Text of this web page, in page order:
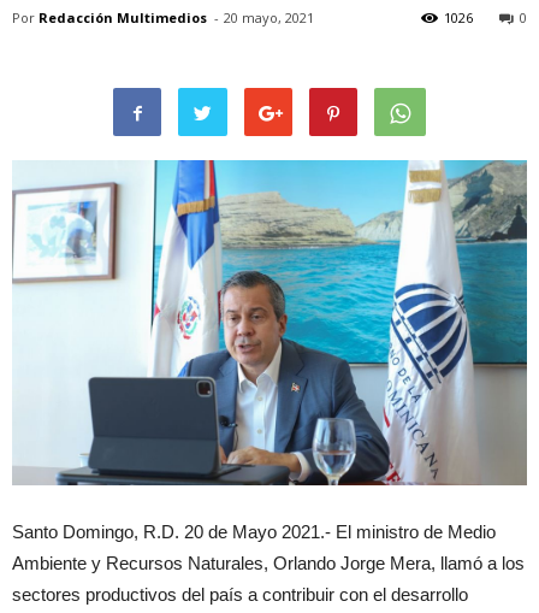
Por Redacción Multimedios - 20 mayo, 2021 0
1026
Santo Domingo, R.D. 20 de Mayo 2021.- El ministro de Medio
Ambiente y Recursos Naturales, Orlando Jorge Mera, llamó a los
sectores productivos del país a contribuir con el desarrollo